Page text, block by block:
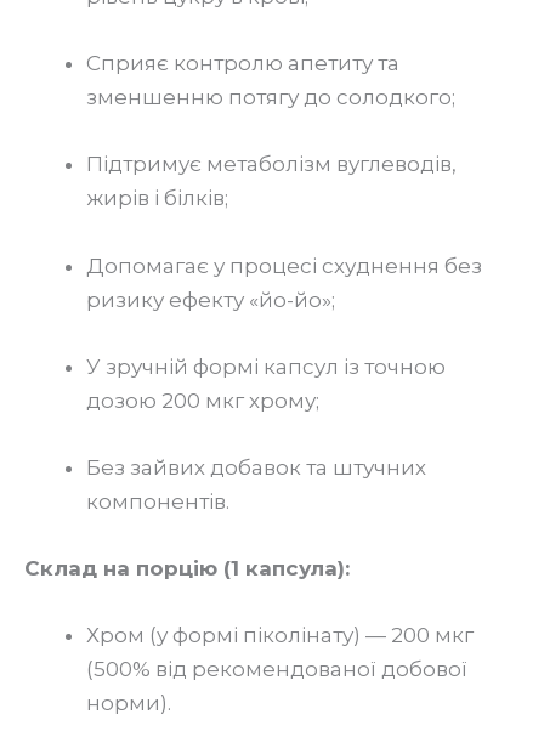
Сприяє контролю апетиту та
зменшенню потягу до солодкого;
Підтримує метаболізм вуглеводів,
жирів і білків;
Допомагає у процесі схуднення без
ризику ефекту «йо-йо»;
У зручній формі капсул із точною
дозою 200 мкг хрому;
Без зайвих добавок та штучних
компонентів.
Склад на порцію (1 капсула):
Хром (у формі піколінату) — 200 мкг
(500% від рекомендованої добової
норми).